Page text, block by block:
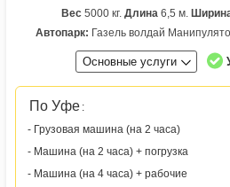
Вес 5000 кг. Длина 6,5 м.
Автопарк: Газель волдай
Основные услуги
По Уфе :
- Грузовая машина (на 2 часа)
- Машина (на 2 часа) + погрузка
- Машина (на 4 часа) + рабочие